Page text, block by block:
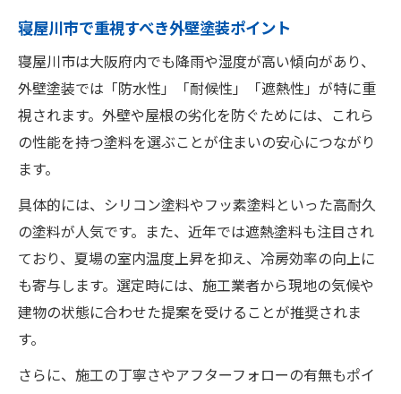
主流の外壁塗装塗料種類と選び方の違い
シリコン塗料の特徴と外壁塗装での注意点
フッ素系塗料を外壁塗装で選ぶ際の利点
外壁塗装での塗料種類ごとの費用感を解説
失敗しない外壁塗装の実践的な選び方
実例で学ぶ外壁塗装塗料の賢い選択手法
見積もり比較で明らかになる外壁塗装のコ
ツ
業者との相談で外壁塗装塗料を選ぶポイン
寝屋川市で重視すべき外壁塗装ポイント
寝屋川市は大阪府内でも降雨や湿度が高い傾向があり、
外壁塗装では「防水性」「耐候性」「遮熱性」が特に重
視されます。外壁や屋根の劣化を防ぐためには、これら
の性能を持つ塗料を選ぶことが住まいの安心につながり
ます。
具体的には、シリコン塗料やフッ素塗料といった高耐久
の塗料が人気です。また、近年では遮熱塗料も注目され
ており、夏場の室内温度上昇を抑え、冷房効率の向上に
も寄与します。選定時には、施工業者から現地の気候や
建物の状態に合わせた提案を受けることが推奨されま
す。
さらに、施工の丁寧さやアフターフォローの有無もポイ